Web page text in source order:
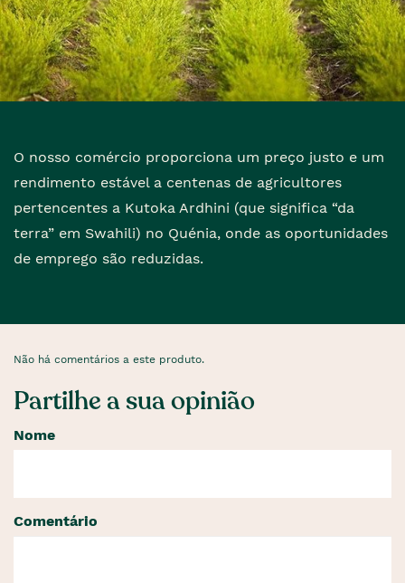
O nosso comércio proporciona um preço justo e um
rendimento estável a centenas de agricultores
pertencentes a Kutoka Ardhini (que significa “da
terra” em Swahili) no Quénia, onde as oportunidades
de emprego são reduzidas.
Não há comentários a este produto.
Partilhe a sua opinião
Nome
Comentário